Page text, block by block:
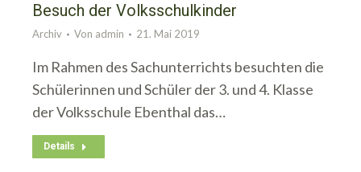
Besuch der Volksschulkinder
Archiv Von admin 21. Mai 2019
Im Rahmen des Sachunterrichts besuchten die
Schülerinnen und Schüler der 3. und 4. Klasse
der Volksschule Ebenthal das…
Details